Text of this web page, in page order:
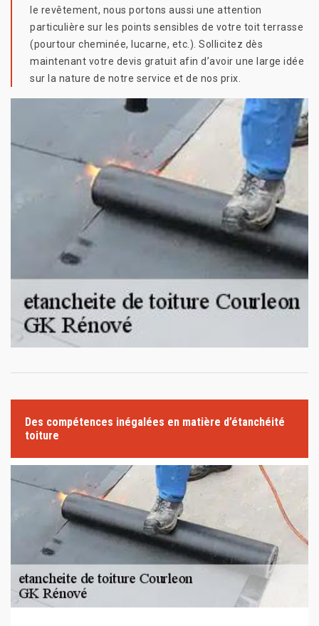
le revêtement, nous portons aussi une attention
particulière sur les points sensibles de votre toit terrasse
(pourtour cheminée, lucarne, etc.). Sollicitez dès
maintenant votre devis gratuit afin d’avoir une large idée
sur la nature de notre service et de nos prix.
Des compétences inégalées en matière d’étanchéité
toiture